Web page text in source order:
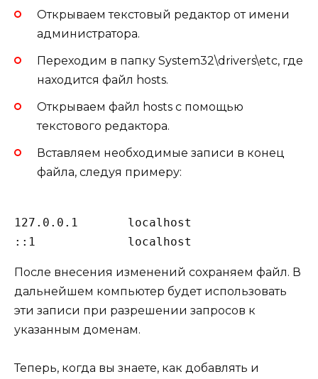
Открываем текстовый редактор от имени
администратора.
Переходим в папку System32\drivers\etc, где
находится файл hosts.
Открываем файл hosts с помощью
текстового редактора.
Вставляем необходимые записи в конец
файла, следуя примеру:
127.0.0.1       localhost
После внесения изменений сохраняем файл. В
дальнейшем компьютер будет использовать
эти записи при разрешении запросов к
указанным доменам.
Теперь, когда вы знаете, как добавлять и